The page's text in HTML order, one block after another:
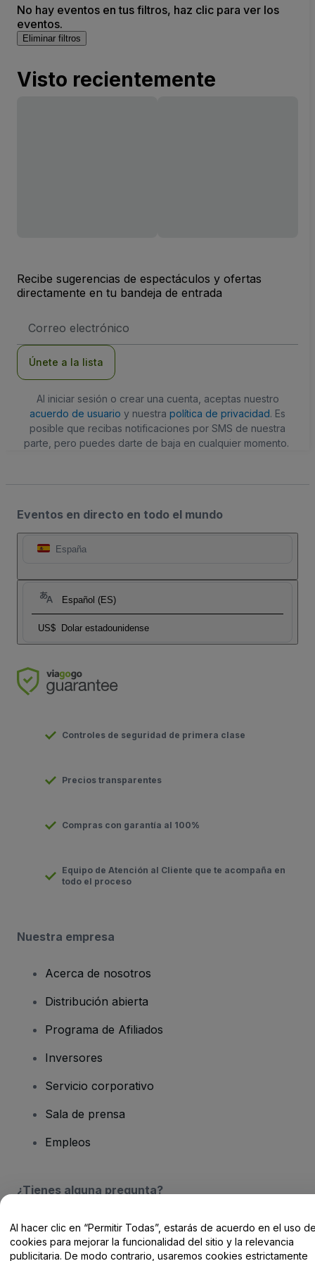
No hay eventos en tus filtros, haz clic para ver los
eventos.
Eliminar filtros
Visto recientemente
Recibe sugerencias de espectáculos y ofertas
directamente en tu bandeja de entrada
de
Únete a la lista
Al iniciar sesión o crear una cuenta, aceptas nuestro
acuerdo de usuario y nuestra política de privacidad. Es
posible que recibas notificaciones por SMS de nuestra
parte, pero puedes darte de baja en cualquier momento.
Eventos en directo en todo el mundo
España
Español (ES)
US$ Dolar estadounidense
Controles de seguridad de primera clase
Precios transparentes
Compras con garantía al 100%
Equipo de Atención al Cliente que te acompaña en
todo el proceso
Nuestra empresa
Acerca de nosotros
Distribución abierta
Programa de Afiliados
Inversores
Servicio corporativo
Sala de prensa
Empleos
¿Tienes alguna pregunta?
Centro de Ayuda / Contacto
Al hacer clic en “Permitir Todas”, estarás de acuerdo en el uso
cookies para mejorar la funcionalidad del sitio y la relevancia
publicitaria. De modo contrario, usaremos cookies estrictamente